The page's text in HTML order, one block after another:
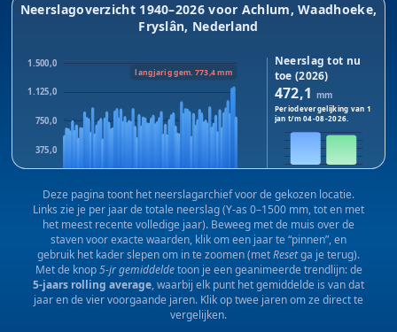
Neerslagoverzicht 1940–2026 voor Achlum, Waadhoeke,
Fryslân, Nederland
375,0
750,0
1.125,0
1.500,0
1940 1983 2025
langjarig gem. 773,4 mm
Neerslag tot nu
toe (2026)
472,1 mm
Periodevergelijking van 1
jan t/m04-08-2026.
2026 2025
Dit jaar: 472,1
mm · Vorig
jaar:430,3mm
Verschil:+41,8 mm
Deze pagina toont het neerslagarchief voor de gekozen locatie.
Links zie je per jaar de totale neerslag (Y-as 0–1500 mm, tot en met
het meest recente volledige jaar). Beweeg met de muis over de
staven voor exacte waarden, klik om een jaar te “pinnen”, en
gebruik het kader slepen om in te zoomen (metResetga je terug).
Met de knop5-jr gemiddeldetoon je een geanimeerde trendlijn: de
5-jaars rolling average, waarbij elk punt het gemiddelde is van dat
jaar en de vier voorgaande jaren. Klik op twee jaren om ze direct te
vergelijken.